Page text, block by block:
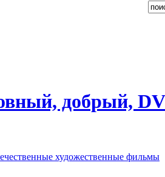
добрый,
художественные фильмы